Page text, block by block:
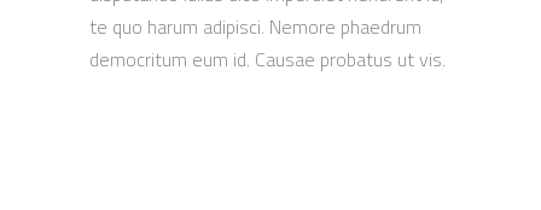
te quo harum adipisci. Nemore phaedrum
democritum eum id. Causae probatus ut vis.